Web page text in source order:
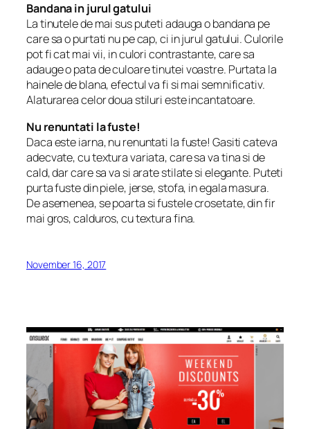
Bandana in jurul gatului
La tinutele de mai sus puteti adauga o bandana pe
care sa o purtati nu pe cap, ci in jurul gatului. Culorile
pot fi cat mai vii, in culori contrastante, care sa
adauge o pata de culoare tinutei voastre. Purtata la
hainele de blana, efectul va fi si mai semnificativ.
Alaturarea celor doua stiluri este incantatoare.
Nu renuntati la fuste!
Daca este iarna, nu renuntati la fuste! Gasiti cateva
adecvate, cu textura variata, care sa va tina si de
cald, dar care sa va si arate stilate si elegante. Puteti
purta fuste din piele, jerse, stofa, in egala masura.
De asemenea, se poarta si fustele crosetate, din fir
mai gros, calduros, cu textura fina.
November 16, 2017